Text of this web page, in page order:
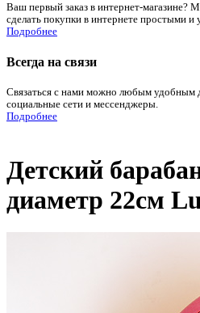
Ваш первый заказ в интернет-магазине?
сделать покупки в интернете простыми
Подробнее
Всегда на связи
Связаться с нами можно любым удобным
социальные сети и мессенджеры.
Подробнее
Детский
диаметр 22см